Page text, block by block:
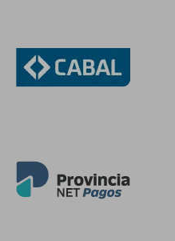
50%
dcto. $